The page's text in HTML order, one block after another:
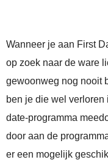
Wanneer je aan First
op zoek naar de ware
gewoonweg nog nooit
ben je die wel verloren
date-programma
door aan de
er een mogelijk